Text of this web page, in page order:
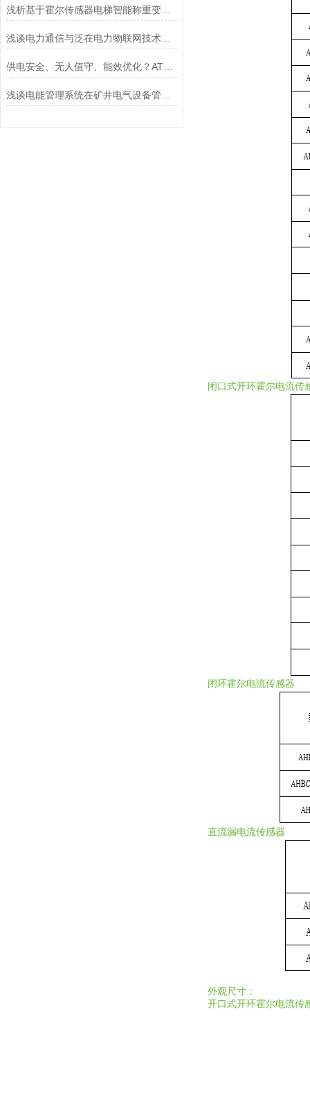
浅析基于霍尔传感器电梯智能称重变送装置的设计实现与选型
浅谈电力通信与泛在电力物联网技术的应用与发展
供电安全、无人值守、能效优化？ATU监控系统一站式化解企业配电三大难题
闭口式开环霍尔电流传
闭环霍尔电流传感器
直流漏电流传感器
外观尺寸：
开口式开环霍尔电流传